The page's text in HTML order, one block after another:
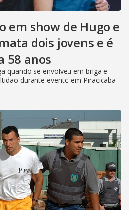
em show de Hugo e
dois jovens e é
58 anos
quando se envolveu em briga e
durante evento em Piracicaba